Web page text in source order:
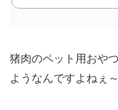
猪肉のペット用おや
ようなんですよねぇ